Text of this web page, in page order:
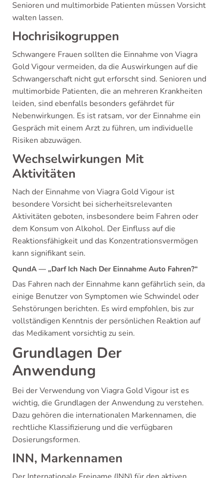
Senioren und multimorbide Patienten müssen Vorsicht
walten lassen.
Hochrisikogruppen
Schwangere Frauen sollten die Einnahme von Viagra
Gold Vigour vermeiden, da die Auswirkungen auf die
Schwangerschaft nicht gut erforscht sind. Senioren und
multimorbide Patienten, die an mehreren Krankheiten
leiden, sind ebenfalls besonders gefährdet für
Nebenwirkungen. Es ist ratsam, vor der Einnahme ein
Gespräch mit einem Arzt zu führen, um individuelle
Risiken abzuwägen.
Wechselwirkungen Mit
Aktivitäten
Nach der Einnahme von Viagra Gold Vigour ist
besondere Vorsicht bei sicherheitsrelevanten
Aktivitäten geboten, insbesondere beim Fahren oder
dem Konsum von Alkohol. Der Einfluss auf die
Reaktionsfähigkeit und das Konzentrationsvermögen
kann signifikant sein.
QundA — „Darf Ich Nach Der Einnahme Auto Fahren?“
Das Fahren nach der Einnahme kann gefährlich sein, da
einige Benutzer von Symptomen wie Schwindel oder
Sehstörungen berichten. Es wird empfohlen, bis zur
vollständigen Kenntnis der persönlichen Reaktion auf
das Medikament vorsichtig zu sein.
Grundlagen Der
Anwendung
Bei der Verwendung von Viagra Gold Vigour ist es
wichtig, die Grundlagen der Anwendung zu verstehen.
Dazu gehören die internationalen Markennamen, die
rechtliche Klassifizierung und die verfügbaren
Dosierungsformen.
INN, Markennamen